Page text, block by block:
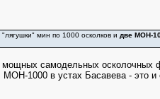
мин по 1000 осколков и две МОН-
самодельных осколочных
1000 в устах Басавева - это и